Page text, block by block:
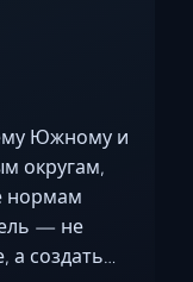
Южному и
округам,
нормам
— не
а создать…